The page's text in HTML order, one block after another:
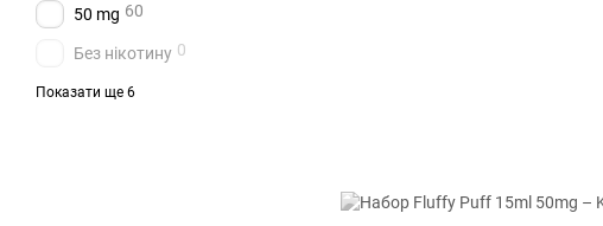
50 mg 60
Без нікотину 0
35 mg 0
Показати ще 6